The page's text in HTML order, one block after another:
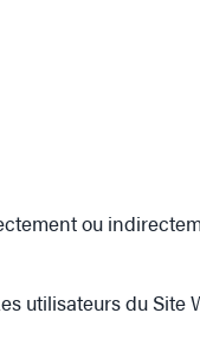
ou
utilisateurs du Site